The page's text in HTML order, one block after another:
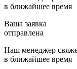
в ближайшее время
Ваша заявка
отправлена
Наш менеджер
в ближайшее время